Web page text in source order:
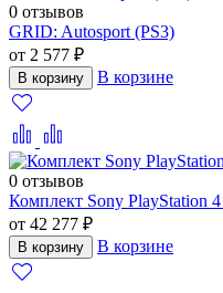
0 отзывов
GRID: Autosport (PS3)
от 2 577 ₽
В корзину В корзине
0 отзывов
Комплект Sony PlayStation
от 42 277 ₽
В корзину В корзине